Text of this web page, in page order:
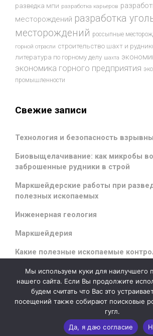
разведка мпи разработка карьеров
месторождений разработка
месторождений россыпные
горной отрасли строительство шахт и
литература по горному делу шахта
экономика горного предприятия
промышленности
Свежие записи
Технология и безопасность
Биовыщелачивание: как микробы
заброшенные рудники в строй
Маркшейдерские работы при
полезных ископаемых
Инженерная геология
Маркшейдерия
Какие полезные ископаемые
evolvetheme by Theme4Press - Powered by
Мы используем куки для наилучшего
нашего сайта. Если Вы продолжите
будем считать что Вас это
посещений также собирают поисковые
гугл.
Да, я даю согласие